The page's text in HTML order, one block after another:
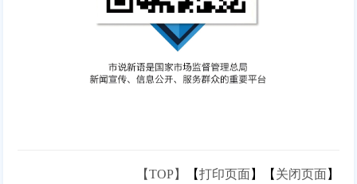
【TOP】 【打印页面】【 关闭页面】